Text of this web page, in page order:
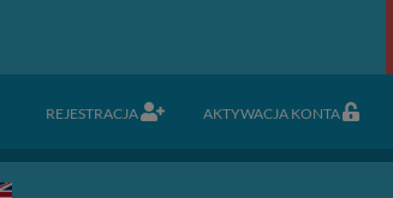
REJESTRACJA AKTYWACJA KONTA